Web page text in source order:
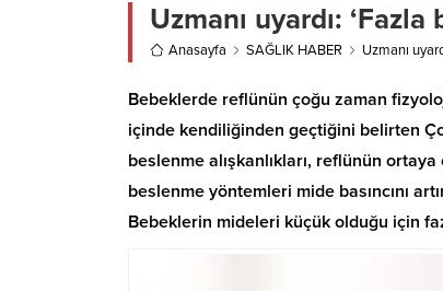
Uzmanı uyardı:
Anasayfa SAĞLIK HABER Uzmanı
Bebeklerde reflünün çoğu zaman
içinde kendiliğinden geçtiğini belirten
beslenme alışkanlıkları, reflünün
beslenme yöntemleri mide basıncını
Bebeklerin mideleri küçük olduğu için